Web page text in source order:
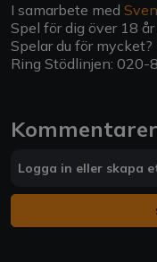
I samarbete med
Spel för dig över 18 år
Spelar du för mycket?
Ring Stödlinjen: 020-
Kommentarer
Logga in eller skapa